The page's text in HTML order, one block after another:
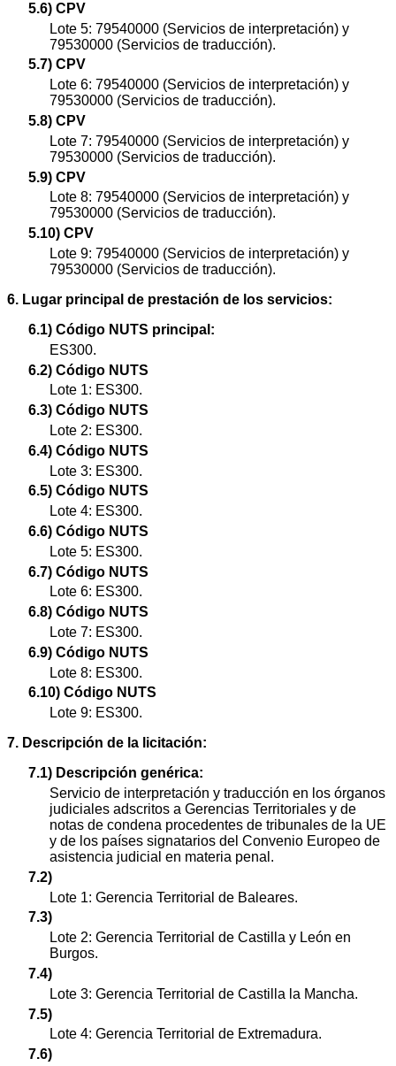
5.6) CPV
Lote 5: 79540000 (Servicios de interpretación) y
79530000 (Servicios de traducción).
5.7) CPV
Lote 6: 79540000 (Servicios de interpretación) y
79530000 (Servicios de traducción).
5.8) CPV
Lote 7: 79540000 (Servicios de interpretación) y
79530000 (Servicios de traducción).
5.9) CPV
Lote 8: 79540000 (Servicios de interpretación) y
79530000 (Servicios de traducción).
5.10) CPV
Lote 9: 79540000 (Servicios de interpretación) y
79530000 (Servicios de traducción).
6. Lugar principal de prestación de los servicios:
6.1) Código NUTS principal:
ES300.
6.2) Código NUTS
Lote 1: ES300.
6.3) Código NUTS
Lote 2: ES300.
6.4) Código NUTS
Lote 3: ES300.
6.5) Código NUTS
Lote 4: ES300.
6.6) Código NUTS
Lote 5: ES300.
6.7) Código NUTS
Lote 6: ES300.
6.8) Código NUTS
Lote 7: ES300.
6.9) Código NUTS
Lote 8: ES300.
6.10) Código NUTS
Lote 9: ES300.
7. Descripción de la licitación:
7.1) Descripción genérica:
Servicio de interpretación y traducción en los órganos
judiciales adscritos a Gerencias Territoriales y de
notas de condena procedentes de tribunales de la UE
y de los países signatarios del Convenio Europeo de
asistencia judicial en materia penal.
7.2)
Lote 1: Gerencia Territorial de Baleares.
7.3)
Lote 2: Gerencia Territorial de Castilla y León en
Burgos.
7.4)
Lote 3: Gerencia Territorial de Castilla la Mancha.
7.5)
Lote 4: Gerencia Territorial de Extremadura.
7.6)